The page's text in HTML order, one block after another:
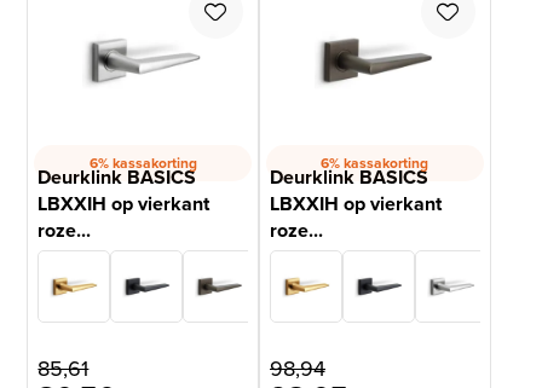
6% kassakorting
Deurklink BASICS
LBXXIH op vierkant
roze...
85,61
6% kassakorting
Deurklink BASICS
LBXXIH op vierkant
roze...
98,94